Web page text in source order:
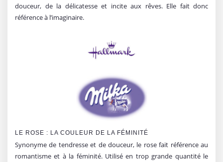
douceur, de la délicatesse et incite aux rêves. Elle fait donc
référence à l’imaginaire.
LE ROSE : LA COULEUR DE LA FÉMINITÉ
Synonyme de tendresse et de douceur, le rose fait référence au
romantisme et à la féminité. Utilisé en trop grande quantité le